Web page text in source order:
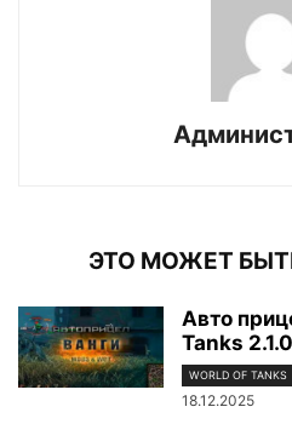
ЭТО МОЖЕТ
Авто
Tanks
WORLD OF TANKS
18.12.2025